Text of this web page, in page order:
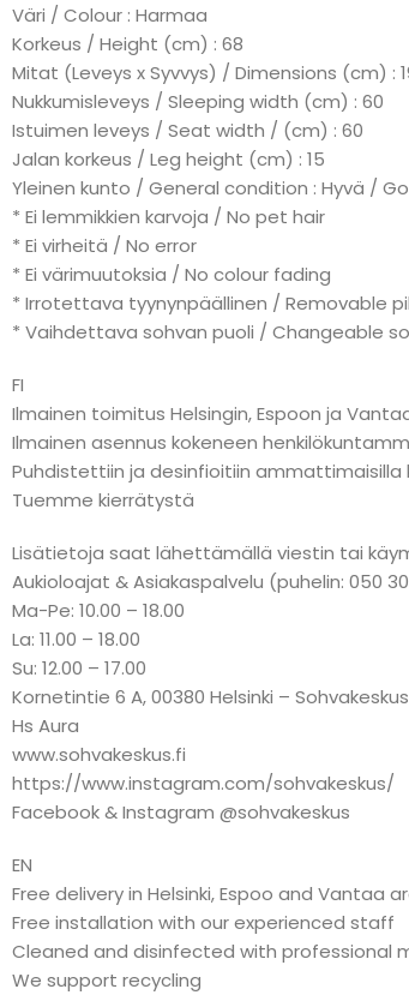
Väri / Colour : Harmaa
Korkeus / Height (cm) : 68
Mitat (Leveys x Syvvys) / Dimensions (cm) :
Nukkumisleveys / Sleeping width (cm) : 60
Istuimen leveys / Seat width / (cm) : 60
Jalan korkeus / Leg height (cm) : 15
Yleinen kunto / General condition : Hyvä /
* Ei lemmikkien karvoja / No pet hair
* Ei virheitä / No error
* Ei värimuutoksia / No colour fading
* Irrotettava tyynynpäällinen / Removable
* Vaihdettava sohvan puoli / Changeable
FI
Ilmainen toimitus Helsingin, Espoon ja
Ilmainen asennus kokeneen
Puhdistettiin ja desinfioitiin ammattimaisilla
Tuemme kierrätystä
Lisätietoja saat lähettämällä viestin tai
Aukioloajat & Asiakaspalvelu (puhelin: 050
Ma-Pe: 10.00 – 18.00
La: 11.00 – 18.00
Su: 12.00 – 17.00
Kornetintie 6 A, 00380 Helsinki – Sohvakeskus
Hs Aura
www.sohvakeskus.fi
https://www.instagram.com/sohvakeskus/
Facebook & Instagram @sohvakeskus
EN
Free delivery in Helsinki, Espoo and Vantaa
Free installation with our experienced staff
Cleaned and disinfected with professional
We support recycling